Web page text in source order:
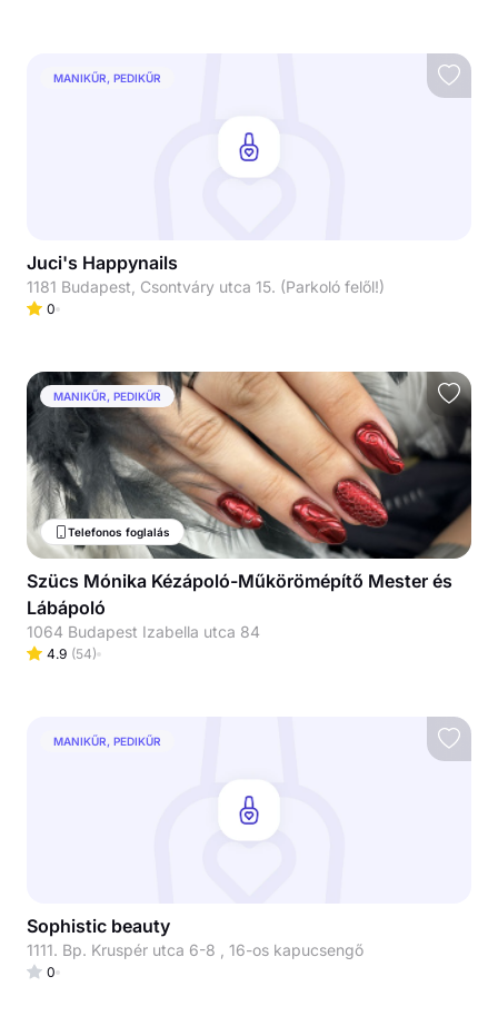
MANIKŰR, PEDIKŰR
Juci's Happynails
1181 Budapest, Csontváry utca 15. (Parkoló felől!)
0
MANIKŰR, PEDIKŰR
Telefonos foglalás
Szücs Mónika Kézápoló-Műkörömépítő Mester és
Lábápoló
1064 Budapest Izabella utca 84
4.9 (54)
MANIKŰR, PEDIKŰR
Sophistic beauty
1111. Bp. Kruspér utca 6-8 , 16-os kapucsengő
0